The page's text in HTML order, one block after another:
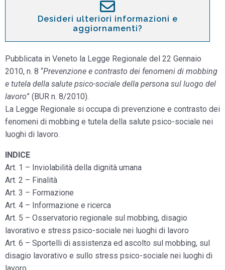
Desideri ulteriori informazioni e
aggiornamenti?
Pubblicata in Veneto la Legge Regionale del 22 Gennaio
2010, n. 8 “Prevenzione e contrasto dei fenomeni di mobbing
e tutela della salute psico-sociale della persona sul luogo del
lavoro” (BUR n. 8/2010).
La Legge Regionale si occupa di prevenzione e contrasto dei
fenomeni di mobbing e tutela della salute psico-sociale nei
luoghi di lavoro.
INDICE
Art. 1 – Inviolabilità della dignità umana
Art. 2 – Finalità
Art. 3 – Formazione
Art. 4 – Informazione e ricerca
Art. 5 – Osservatorio regionale sul mobbing, disagio
lavorativo e stress psico-sociale nei luoghi di lavoro
Art. 6 – Sportelli di assistenza ed ascolto sul mobbing, sul
disagio lavorativo e sullo stress psico-sociale nei luoghi di